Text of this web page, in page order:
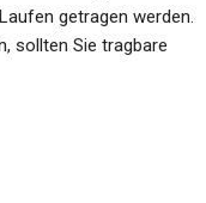
getragen werden.
sollten Sie tragbare